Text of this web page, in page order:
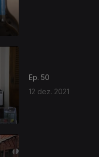
Ep. 50
12 dez. 2021